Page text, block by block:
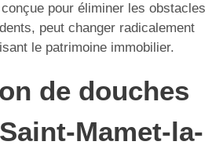
pour éliminer les obstacles
peut changer radicalement
le patrimoine immobilier.
de douches
Mamet-la-